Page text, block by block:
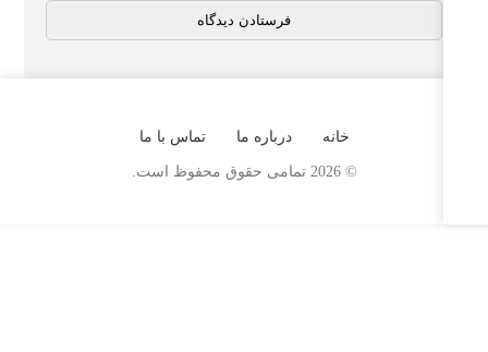
درباره ما تماس با ما